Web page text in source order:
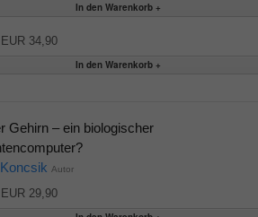
EUR 34,90
Gehirn – ein biologischer
Autor
EUR 29,90